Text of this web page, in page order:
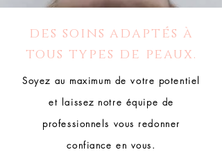
des soins adaptés à
tous types de peaux.
Soyez au maximum de votre potentiel
et laissez notre équipe de
professionnels vous redonner
confiance en vous.